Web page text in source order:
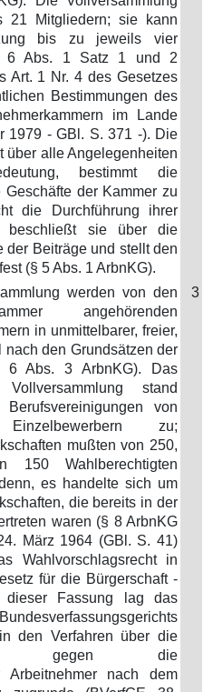
21 Mitgliedern; sie kann
bis zu jeweils vier
6 Abs. 1 Satz 1 und 2
Art. 1 Nr. 4 des Gesetzes
Bestimmungen des
im Lande
1979 - GBl. S. 371 -). Die
über alle Angelegenheiten
bestimmt die
der Kammer zu
die Durchführung ihrer
beschließt sie über die
der Beiträge und stellt den
(§ 5 Abs. 1 ArbnKG).
werden von den
angehörenden
in unmittelbarer, freier,
den Grundsätzen der
6 Abs. 3 ArbnKG). Das
stand
von
zu;
mußten von 250,
150 Wahlberechtigten
es handelte sich um
die bereits in der
waren (§ 8 ArbnKG
März 1964 (GBl. S. 41)
Wahlvorschlagsrecht in
für die Bürgerschaft -
dieser Fassung lag das
den Verfahren über die
gegen die
Arbeitnehmer nach dem
3